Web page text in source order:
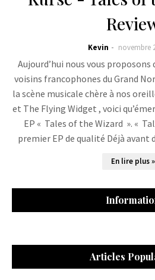
Kevin novembre
Aujourd’hui nous vous proposons
voisins francophones du Grand
la scène musicale chère à nos
et The Flying Widget , voici
EP « Tales of the Wizard ». «
premier EP de qualité Déjà avant
En lire plus »
Articles